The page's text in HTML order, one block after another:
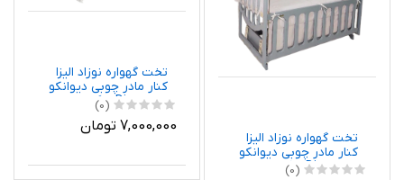
تخت گهواره نوزاد الیزا
کنار مادر چوبی دیوانکو
Divancoo رنگ طوسی
(0)
تخت گهواره نوزاد الیزا
کنار مادر چوبی دیوانکو
Divancoo رنگ سفید با
(0)
7,000,000 تومان